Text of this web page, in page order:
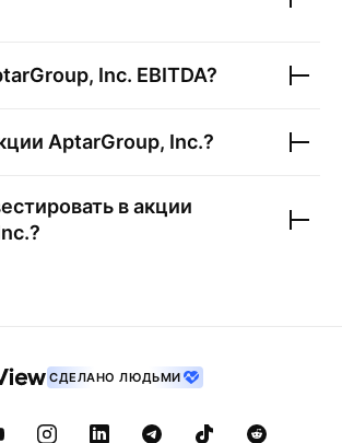
Inc. EBITDA?
AptarGroup, Inc.?
в акции
?
СДЕЛАНО ЛЮДЬМИ